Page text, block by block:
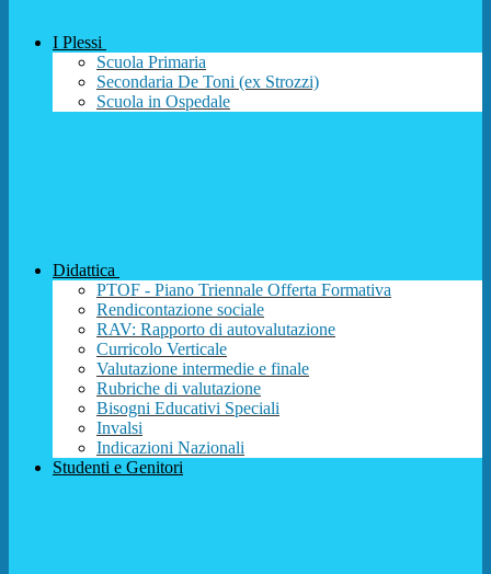
I Plessi
Scuola Primaria
Secondaria De Toni (ex Strozzi)
Scuola in Ospedale
Didattica
PTOF - Piano Triennale Offerta Formativa
Rendicontazione sociale
RAV: Rapporto di autovalutazione
Curricolo Verticale
Valutazione intermedie e finale
Rubriche di valutazione
Bisogni Educativi Speciali
Invalsi
Indicazioni Nazionali
Studenti e Genitori